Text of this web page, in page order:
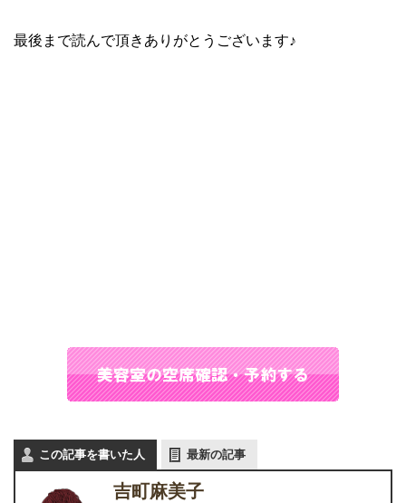
最後まで読んで頂きありがとうございます♪
この記事を書いた人 最新の記事
吉町麻美子